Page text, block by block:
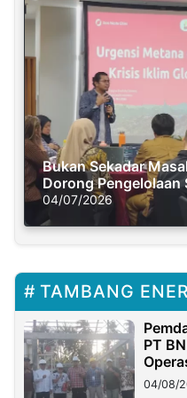
Bukan Sekadar
Dorong Pengelolaan
Solusi Krisis Iklim
04/07/2026
TAMBANG
PT
04/08/